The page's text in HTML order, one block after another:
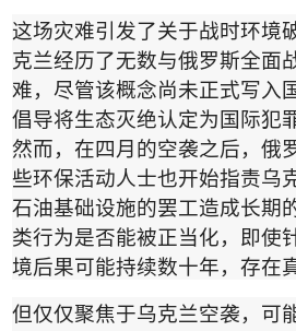
这场灾难引发了关于战时环境
克兰经历了无数与俄罗斯全面
难，尽管该概念尚未正式写入
倡导将生态灭绝认定为国际犯
然而，在四月的空袭之后，俄
些环保活动人士也开始指责乌
石油基础设施的罢工造成长期
类行为是否能被正当化，即使
境后果可能持续数十年，存在
但仅仅聚焦于乌克兰空袭，可